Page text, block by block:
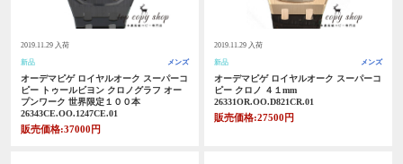
2019.11.29 入荷
新品 メンズ
オーデマピゲ ロイヤルオーク スーパーコ
ピー トゥールビヨン クロノグラフ オー
プンワーク 世界限定１００本
26343CE.OO.1247CE.01
販売価格:37000円
2019.11.29 入荷
新品 メンズ
オーデマピゲ ロイヤルオーク スーパーコ
ピー クロノ ４１mm
26331OR.OO.D821CR.01
販売価格:27500円